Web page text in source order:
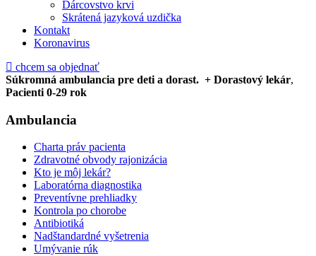
Dárcovstvo krvi
Skrátená jazyková uzdička
Kontakt
Koronavirus
chcem sa objednať
Súkromná ambulancia pre deti a dorast. + Dorastový lekár,
Pacienti 0-29 rok
Ambulancia
Charta práv pacienta
Zdravotné obvody rajonizácia
Kto je môj lekár?
Laboratórna diagnostika
Preventívne prehliadky
Kontrola po chorobe
Antibiotiká
Nadštandardné vyšetrenia
Umývanie rúk